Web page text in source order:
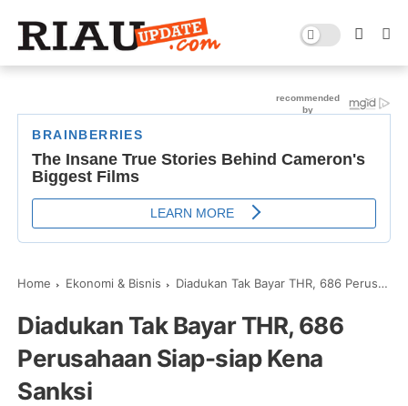
Home Ekonomi & Bisnis Diadukan Tak Bayar THR, 686 Perusahaan Siap-siap Kena Sanksi
Diadukan Tak Bayar THR, 686
Perusahaan Siap-siap Kena
Sanksi